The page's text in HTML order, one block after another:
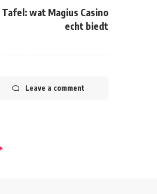
wat Magius Casino
echt biedt
Leave a comment